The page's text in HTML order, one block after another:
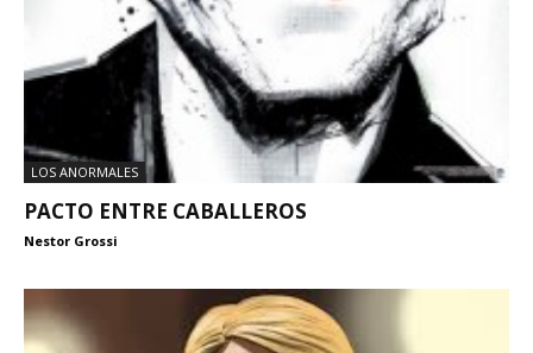
LOS ANORMALES
PACTO ENTRE CABALLEROS
Nestor Grossi